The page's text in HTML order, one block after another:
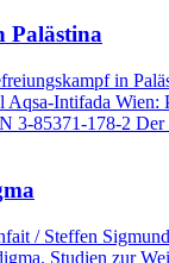
Palästina
in
Intifada Wien:
3-85371-178-2 Der
/ Steffen
Studien zur